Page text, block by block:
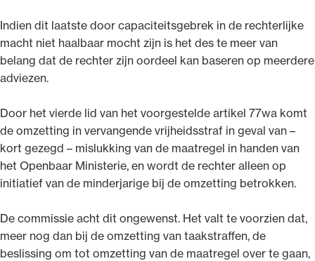
Indien dit laatste door capaciteitsgebrek in de rechterlijke
macht niet haalbaar mocht zijn is het des te meer van
belang dat de rechter zijn oordeel kan baseren op meerdere
adviezen.
Door het vierde lid van het voorgestelde artikel 77wa komt
de omzetting in vervangende vrijheidsstraf in geval van –
kort gezegd – mislukking van de maatregel in handen van
het Openbaar Ministerie, en wordt de rechter alleen op
initiatief van de minderjarige bij de omzetting betrokken.
De commissie acht dit ongewenst. Het valt te voorzien dat,
meer nog dan bij de omzetting van taakstraffen, de
beslissing om tot omzetting van de maatregel over te gaan,